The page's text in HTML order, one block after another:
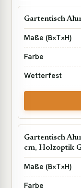
Gartentisch
Gartentisch
cm, Holzoptik